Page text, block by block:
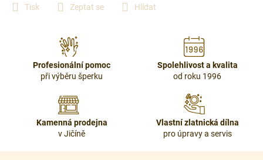
Tisk Zeptat se Hlídat
Profesionální pomoc
při výběru šperku
Spolehlivost a kvalita
od roku 1996
Kamenná prodejna
v Jičíně
Vlastní zlatnická dílna
pro úpravy a servis